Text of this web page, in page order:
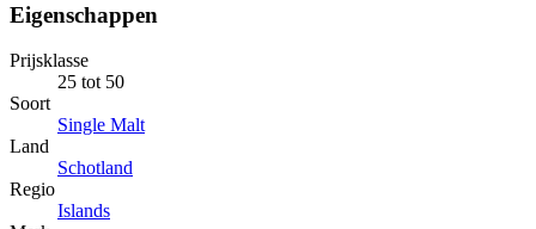
Eigenschappen
Prijsklasse
25 tot 50
Soort
Single Malt
Land
Schotland
Regio
Islands